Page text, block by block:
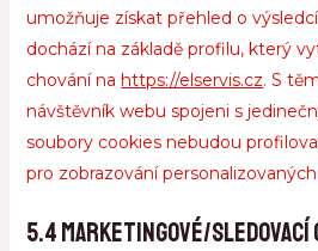
umožňuje získat přehled o
dochází na základě profilu, který
chování nahttps://elservis.cz. S
návštěvník webu spojeni s
soubory cookies nebudou
pro zobrazování
5.4 Marketingové/Sledovací